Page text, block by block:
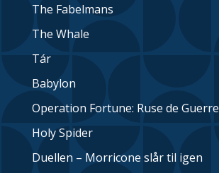
The Fabelmans
The Whale
Tár
Babylon
Operation Fortune: Ruse de Guerre
Holy Spider
Duellen – Morricone slår til igen